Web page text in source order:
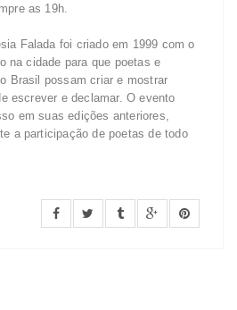
as 19h.
Falada foi criado em 1999 com o
na cidade para que poetas e
Brasil possam criar e mostrar
escrever e declamar. O evento
em suas edições anteriores,
a participação de poetas de todo